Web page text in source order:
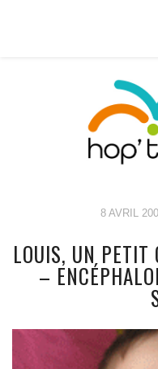
8 AVRIL
LOUIS, UN PETIT
–